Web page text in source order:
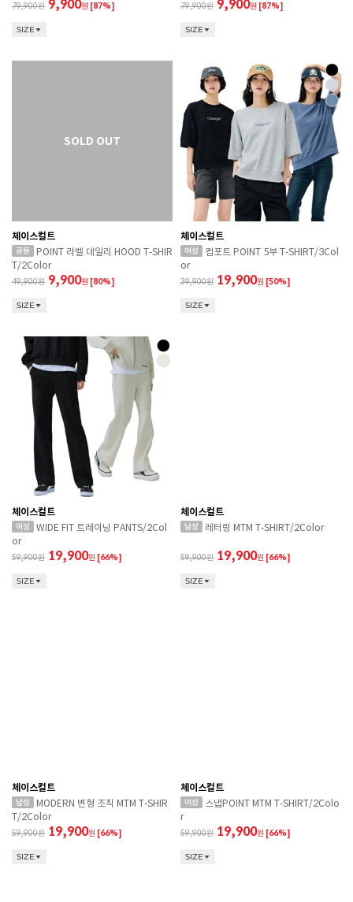
79,900 9,900원 [87%]
SIZE
79,900 9,900원 [87%]
SIZE
체이스컬트
POINT 라벨 데일리 HOOD T-SHIR
T/2Color
49,900 9,900원 [80%]
SIZE
체이스컬트
컴포트 POINT 5부 T-SHIRT/3Col
or
39,900 19,900원 [50%]
SIZE
체이스컬트
WIDE FIT 트레이닝 PANTS/2Col
or
59,900 19,900원 [66%]
SIZE
체이스컬트
레터링 MTM T-SHIRT/2Color
59,900 19,900원 [66%]
SIZE
체이스컬트
MODERN 변형 조직 MTM T-SHIR
T/2Color
59,900 19,900원 [66%]
SIZE
체이스컬트
스냅POINT MTM T-SHIRT/2Colo
r
59,900 19,900원 [66%]
SIZE